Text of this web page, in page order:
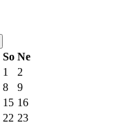
So Ne
1
2
8
9
15 16
22 23